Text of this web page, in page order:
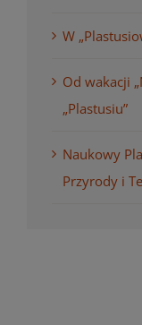
W
Od wakacji
„Plastusiu”
Naukowy
Przyrody i